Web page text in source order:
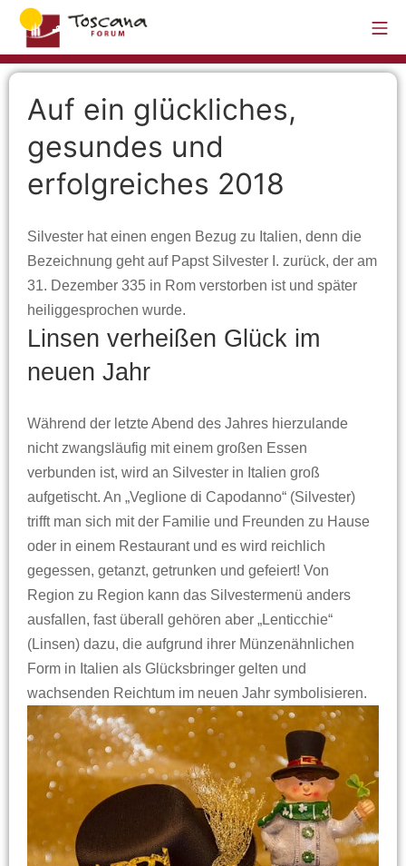
Auf ein glückliches,
gesundes und
erfolgreiches 2018
Silvester hat einen engen Bezug zu Italien, denn die
Bezeichnung geht auf Papst Silvester I. zurück, der am
31. Dezember 335 in Rom verstorben ist und später
heiliggesprochen wurde.
Linsen verheißen Glück im
neuen Jahr
Während der letzte Abend des Jahres hierzulande
nicht zwangsläufig mit einem großen Essen
verbunden ist, wird an Silvester in Italien groß
aufgetischt. An „Veglione di Capodanno“ (Silvester)
trifft man sich mit der Familie und Freunden zu Hause
oder in einem Restaurant und es wird reichlich
gegessen, getanzt, getrunken und gefeiert! Von
Region zu Region kann das Silvestermenü anders
ausfallen, fast überall gehören aber „Lenticchie“
(Linsen) dazu, die aufgrund ihrer Münzenähnlichen
Form in Italien als Glücksbringer gelten und
wachsenden Reichtum im neuen Jahr symbolisieren.